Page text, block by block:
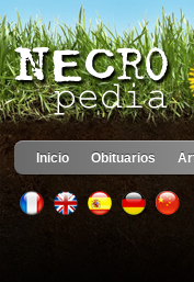
Inicio Obituarios